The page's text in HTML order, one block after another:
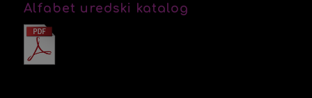
Alfabet uredski katalog